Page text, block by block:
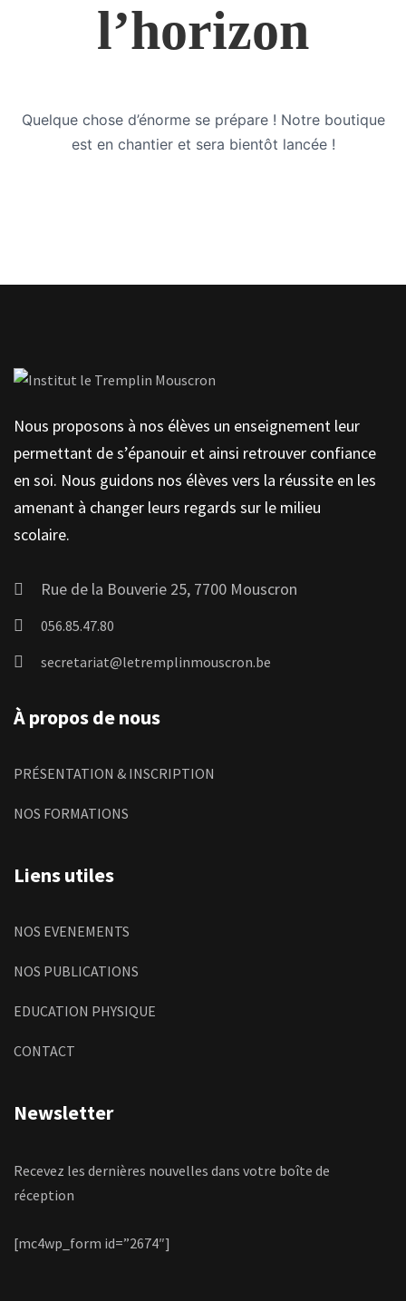
l’horizon
Quelque chose d’énorme se prépare ! Notre boutique
est en chantier et sera bientôt lancée !
Nous proposons à nos élèves un enseignement leur
permettant de s’épanouir et ainsi retrouver confiance
en soi. Nous guidons nos élèves vers la réussite en les
amenant à changer leurs regards sur le milieu
scolaire.
Rue de la Bouverie 25, 7700 Mouscron
056.85.47.80
secretariat@letremplinmouscron.be
À propos de nous
PRÉSENTATION & INSCRIPTION
NOS FORMATIONS
Liens utiles
NOS EVENEMENTS
NOS PUBLICATIONS
EDUCATION PHYSIQUE
CONTACT
Newsletter
Recevez les dernières nouvelles dans votre boîte de
réception
[mc4wp_form id=”2674″]